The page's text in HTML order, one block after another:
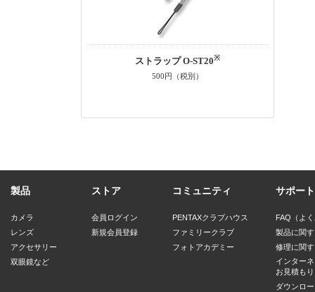
ストラップ O-ST20※
500円（税別）
製品
カメラ
レンズ
アクセサリー
双眼鏡など
ストア
会員ログイン
新規会員登録
コミュニティ
PENTAXクラブハウス
ファミリークラブ
フォトアカデミー
サポート
FAQ（よ
製品に関
修理に関
インター
お見積もり
ダウンロ